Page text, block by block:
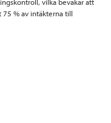
% av intäkterna till